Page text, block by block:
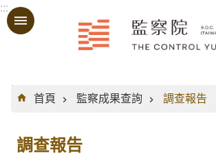
跳到主要內容區塊
:::
:::
首頁
監察成果查詢 調查報告
調查報告